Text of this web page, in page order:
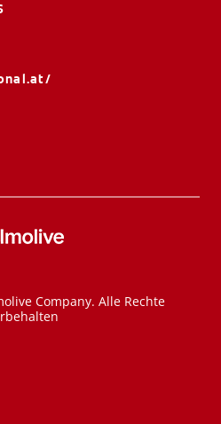
Company. Alle Rechte